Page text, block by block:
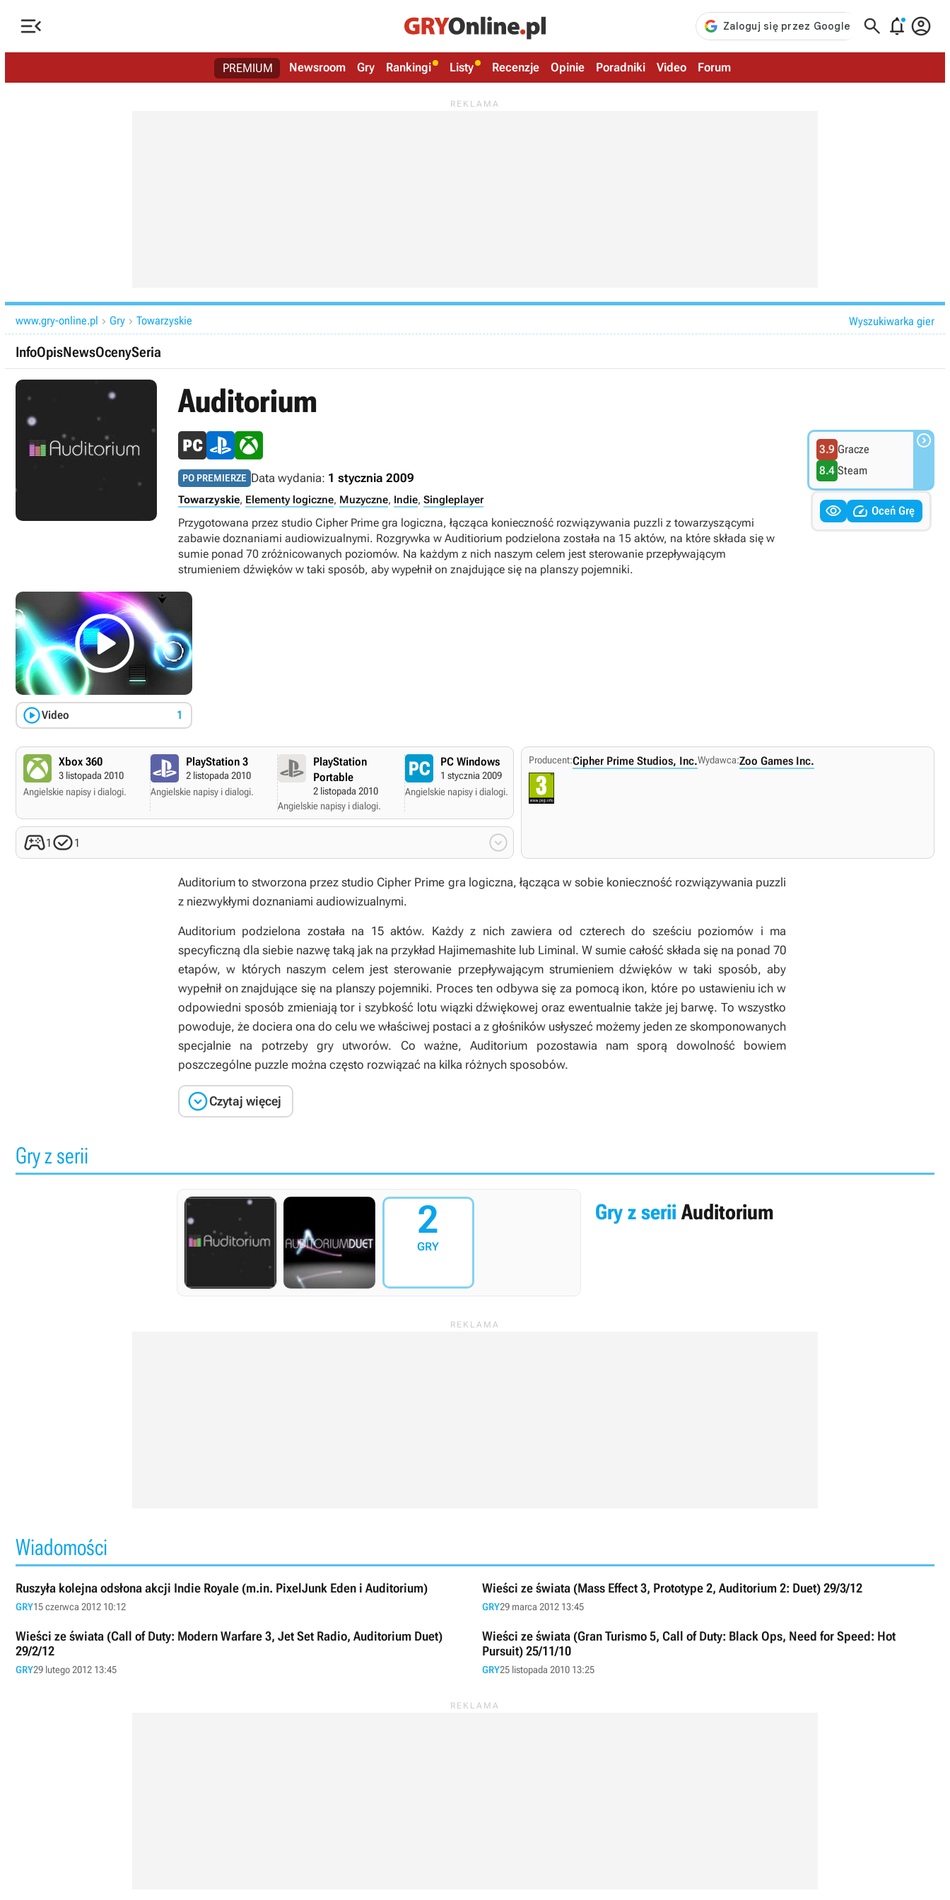
   
PREMIUM Newsroom Gry Rankingi Listy Recenzje Opinie Poradniki Video Forum
www.gry-online.pl  Gry  Towarzyskie Wyszukiwarka gier
InfoOpisNewsOcenySeria
Auditorium
PO PREMIERZE Data wydania: 1 stycznia 2009
Towarzyskie, Elementy logiczne, Muzyczne, Indie, Singleplayer
Przygotowana przez studio Cipher Prime gra logiczna, łącząca konieczność rozwiązywania puzzli z towarzyszącymi
zabawie doznaniami audiowizualnymi. Rozgrywka w Auditiorium podzielona została na 15 aktów, na które składa się w
sumie ponad 70 zróżnicowanych poziomów. Na każdym z nich naszym celem jest sterowanie przepływającym
strumieniem dźwięków w taki sposób, aby wypełnił on znajdujące się na planszy pojemniki.
3.9 Gracze
8.4 Steam

  Oceń Grę

Video 1
Xbox 360
3 listopada 2010
Angielskie napisy i dialogi.
PlayStation 3
2 listopada 2010
Angielskie napisy i dialogi.
PlayStation
Portable
2 listopada 2010
Angielskie napisy i dialogi.
PC Windows
1 stycznia 2009
Angielskie napisy i dialogi.
1 1 
Producent:Cipher Prime Studios, Inc.Wydawca:Zoo Games Inc.
Auditorium to stworzona przez studio Cipher Prime gra logiczna, łącząca w sobie konieczność rozwiązywania puzzli
z niezwykłymi doznaniami audiowizualnymi.
Auditorium podzielona została na 15 aktów. Każdy z nich zawiera od czterech do sześciu poziomów i ma
specyficzną dla siebie nazwę taką jak na przykład Hajimemashite lub Liminal. W sumie całość składa się na ponad 70
etapów, w których naszym celem jest sterowanie przepływającym strumieniem dźwięków w taki sposób, aby
wypełnił on znajdujące się na planszy pojemniki. Proces ten odbywa się za pomocą ikon, które po ustawieniu ich w
odpowiedni sposób zmieniają tor i szybkość lotu wiązki dźwiękowej oraz ewentualnie także jej barwę. To wszystko
powoduje, że dociera ona do celu we właściwej postaci a z głośników usłyszeć możemy jeden ze skomponowanych
specjalnie na potrzeby gry utworów. Co ważne,Auditorium pozostawia nam sporą dowolność bowiem
poszczególne puzzle można często rozwiązać na kilka różnych sposobów.
Czytaj więcej
Gry z serii
2
GRY
Gry z seriiAuditorium
Wiadomości
Ruszyła kolejna odsłona akcji Indie Royale (m.in. PixelJunk Eden i Auditorium)
GRY15 czerwca 2012 10:12
Wieści ze świata (Mass Effect 3, Prototype 2, Auditorium 2: Duet) 29/3/12
GRY29 marca 2012 13:45
Wieści ze świata (Call of Duty: Modern Warfare 3, Jet Set Radio, Auditorium Duet)
29/2/12
GRY29 lutego 2012 13:45
Wieści ze świata (Gran Turismo 5, Call of Duty: Black Ops, Need for Speed: Hot
Pursuit) 25/11/10
GRY25 listopada 2010 13:25